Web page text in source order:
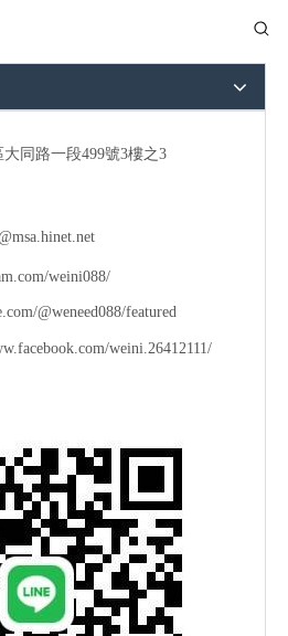
同路一段499號3樓之3
weini088/
@weneed088/featured
weini.26412111/